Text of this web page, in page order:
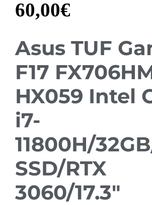
60,00€
Asus TUF
F17
HX059 Intel
i7-
11800H/
SSD/RTX
3060/17.3″